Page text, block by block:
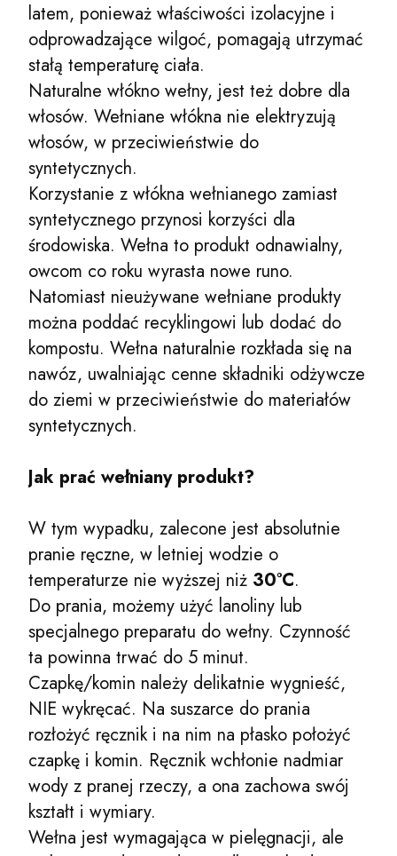
latem, ponieważ właściwości izolacyjne i
odprowadzające wilgoć, pomagają utrzymać
stałą temperaturę ciała.
Naturalne włókno wełny, jest też dobre dla
włosów. Wełniane włókna nie elektryzują
włosów, w przeciwieństwie do
syntetycznych.
Korzystanie z włókna wełnianego zamiast
syntetycznego przynosi korzyści dla
środowiska. Wełna to produkt odnawialny,
owcom co roku wyrasta nowe runo.
Natomiast nieużywane wełniane produkty
można poddać recyklingowi lub dodać do
kompostu. Wełna naturalnie rozkłada się na
nawóz, uwalniając cenne składniki odżywcze
do ziemi w przeciwieństwie do materiałów
syntetycznych.
Jak prać wełniany produkt?
W tym wypadku, zalecone jest absolutnie
pranie ręczne, w letniej wodzie o
temperaturze nie wyższej niż 30°C.
Do prania, możemy użyć lanoliny lub
specjalnego preparatu do wełny. Czynność
ta powinna trwać do 5 minut.
Czapkę/komin należy delikatnie wygnieść,
NIE wykręcać. Na suszarce do prania
rozłożyć ręcznik i na nim na płasko położyć
czapkę i komin. Ręcznik wchłonie nadmiar
wody z pranej rzeczy, a ona zachowa swój
kształt i wymiary.
Wełna jest wymagająca w pielęgnacji, ale